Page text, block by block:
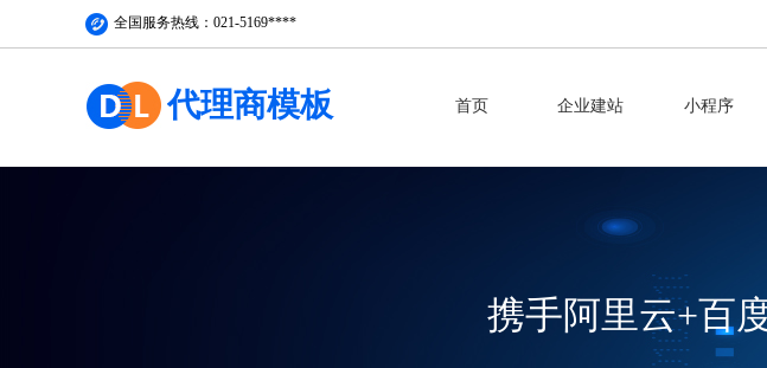
全国服务热线：021-5169****
代理商模板 首页 企业建站 小程序
携手阿里云+百